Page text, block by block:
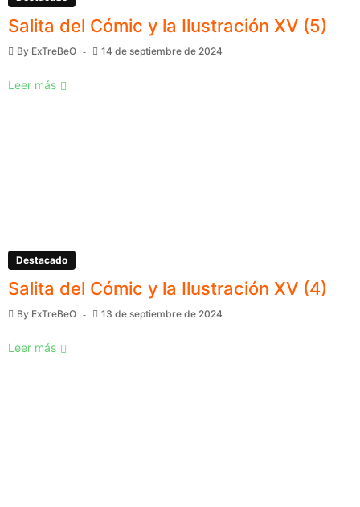
Salita del Cómic y la Ilustración XV (5)
By ExTreBeO 14 de septiembre de 2024
Leer más
Destacado
Salita del Cómic y la Ilustración XV (4)
By ExTreBeO 13 de septiembre de 2024
Leer más